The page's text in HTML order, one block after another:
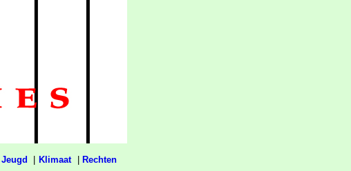
Jeugd Klimaat|
Rechten